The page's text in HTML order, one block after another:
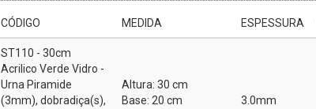
CÓDIGO MEDIDA ESPESSURA
ST110 - 30cm
Acrilico Verde Vidro -
Urna Piramide
(3mm), dobradiça(s),
Altura: 30 cm
Base: 20 cm
3.0mm